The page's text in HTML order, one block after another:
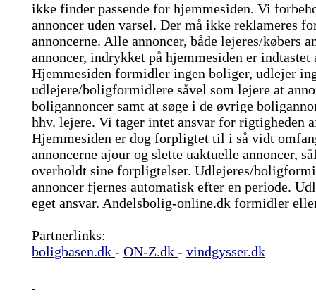
ikke finder passende for hjemmesiden. Vi
annoncer uden varsel. Der må ikke reklameres
annoncerne. Alle annoncer, både lejeres/købers
annoncer, indrykket på hjemmesiden er indtastet
Hjemmesiden formidler ingen boliger, udlejer
udlejere/boligformidlere såvel som lejere at
boligannoncer samt at søge i de øvrige
hhv. lejere. Vi tager intet ansvar for rigtigheden
Hjemmesiden er dog forpligtet til i så vidt
annoncerne ajour og slette uaktuelle annoncer,
overholdt sine forpligtelser. Udlejeres/
annoncer fjernes automatisk efter en periode.
eget ansvar. Andelsbolig-online.dk formidler
Partnerlinks:
boligbasen.dk - ON-Z.dk - vindgysser.dk